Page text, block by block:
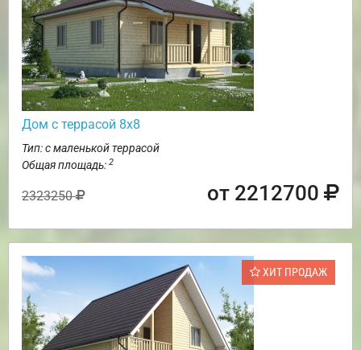
Дом с террасой 8х8
Тип: с маленькой террасой
Общая площадь: 2
2323250 от 2212700
ХИТ ПРОДАЖ